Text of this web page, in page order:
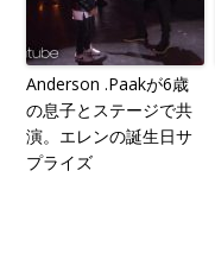
Anderson .Paakが6歳
の息子とステージで共
演。エレンの誕生日サ
プライズ